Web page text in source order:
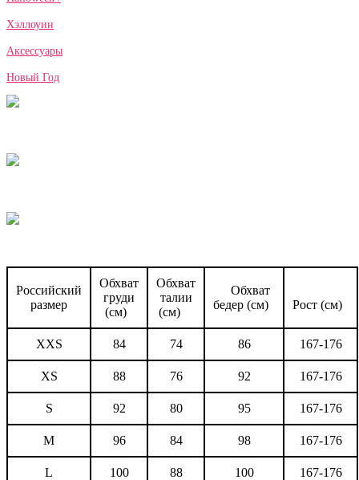
Хэллоуин
Аксессуары
Новый Год
Российский
размер
Обхват
груди
(см)
Обхват
талии
(см)
Обхват
бедер (см)
Рост (см)
XXS 84 74 86 167-176
XS 88 76 92 167-176
S 92 80 95 167-176
M 96 84 98 167-176
L 100 88 100 167-176